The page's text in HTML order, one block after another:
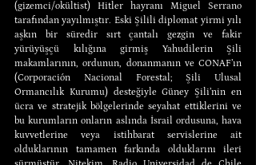
(gizemci/okültist) Hitler hayranı Miguel Serrano
tarafından yayılmıştır. Eski Şilili diplomat yirmi yılı
aşkın bir süredir sırt çantalı gezgin ve fakir
yürüyüşçü kılığına girmiş Yahudilerin Şili
makamlarının, ordunun, donanmanın ve CONAF’ın
(Corporación Nacional Forestal; Şili Ulusal
Ormancılık Kurumu) desteğiyle Güney Şili’nin en
ücra ve stratejik bölgelerinde seyahat ettiklerini ve
bu kurumların onların aslında İsrail ordusuna, hava
kuvvetlerine veya istihbarat servislerine ait
olduklarının tamamen farkında olduklarını ileri